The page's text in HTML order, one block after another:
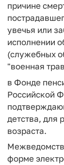
причине
увечья или
исполнении
(служебных
"военная
в Фонде
Российской
детства, для
возраста.
форме